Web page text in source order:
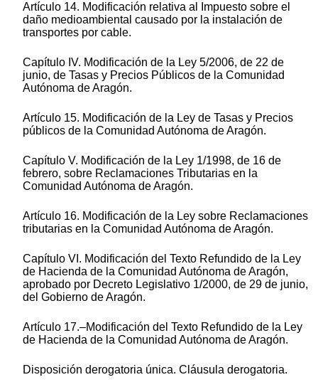
Artículo 14. Modificación relativa al Impuesto sobre el
daño medioambiental causado por la instalación de
transportes por cable.
Capítulo IV. Modificación de la Ley 5/2006, de 22 de
junio, de Tasas y Precios Públicos de la Comunidad
Autónoma de Aragón.
Artículo 15. Modificación de la Ley de Tasas y Precios
públicos de la Comunidad Autónoma de Aragón.
Capítulo V. Modificación de la Ley 1/1998, de 16 de
febrero, sobre Reclamaciones Tributarias en la
Comunidad Autónoma de Aragón.
Artículo 16. Modificación de la Ley sobre Reclamaciones
tributarias en la Comunidad Autónoma de Aragón.
Capítulo VI. Modificación del Texto Refundido de la Ley
de Hacienda de la Comunidad Autónoma de Aragón,
aprobado por Decreto Legislativo 1/2000, de 29 de junio,
del Gobierno de Aragón.
Artículo 17.–Modificación del Texto Refundido de la Ley
de Hacienda de la Comunidad Autónoma de Aragón.
Disposición derogatoria única. Cláusula derogatoria.